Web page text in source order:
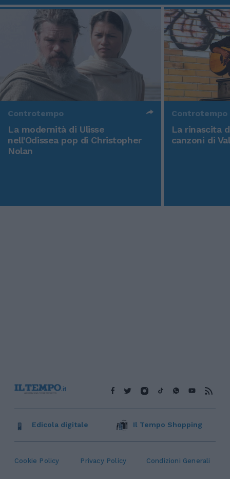
Controtempo
La modernità di Ulisse
nell'Odissea pop di Christopher
Nolan
Controtempo
La rinascita
canzoni di
Cookie Policy Privacy Policy Condizioni Generali
Edicola digitale Il Tempo Shopping